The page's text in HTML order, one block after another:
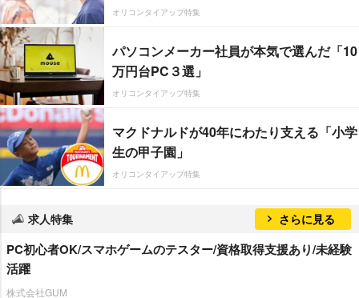
オリコンタイアップ特集
パソコンメーカー社員が本気で選んだ「10
万円台PC３選」
オリコンタイアップ特集
マクドナルドが40年にわたり支える「小学
生の甲子園」
オリコンタイアップ特集
求人特集 さらに見る
PC初心者OK/スマホゲームのテスター/資格取得支援あり/未経験
活躍
株式会社GUM